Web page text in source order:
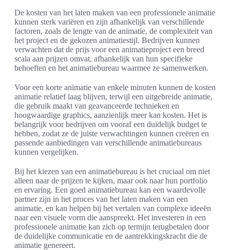
De kosten van het laten maken van een professionele animatie
kunnen sterk variëren en zijn afhankelijk van verschillende
factoren, zoals de lengte van de animatie, de complexiteit van
het project en de gekozen animatiestijl. Bedrijven kunnen
verwachten dat de prijs voor een animatieproject een breed
scala aan prijzen omvat, afhankelijk van hun specifieke
behoeften en het animatiebureau waarmee ze samenwerken.
Voor een korte animatie van enkele minuten kunnen de kosten
animatie relatief laag blijven, terwijl een uitgebreide animatie,
die gebruik maakt van geavanceerde technieken en
hoogwaardige graphics, aanzienlijk meer kan kosten. Het is
belangrijk voor bedrijven om vooraf een duidelijk budget te
hebben, zodat ze de juiste verwachtingen kunnen creëren en
passende aanbiedingen van verschillende animatiebureaus
kunnen vergelijken.
Bij het kiezen van een animatiebureau is het cruciaal om niet
alleen naar de prijzen te kijken, maar ook naar hun portfolio
en ervaring. Een goed animatiebureau kan een waardevolle
partner zijn in het proces van het laten maken van een
animatie, en kan helpen bij het vertalen van complexe ideeën
naar een visuele vorm die aanspreekt. Het investeren in een
professionele animatie kan zich op termijn terugbetalen door
de duidelijke communicatie en de aantrekkingskracht die de
animatie genereert.